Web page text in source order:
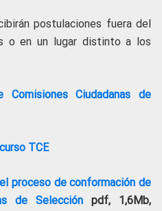
postulaciones fuera del
o en un lugar distinto a los
Comisiones Ciudadanas de
TCE
proceso de conformación de
de Selección pdf, 1,6Mb,